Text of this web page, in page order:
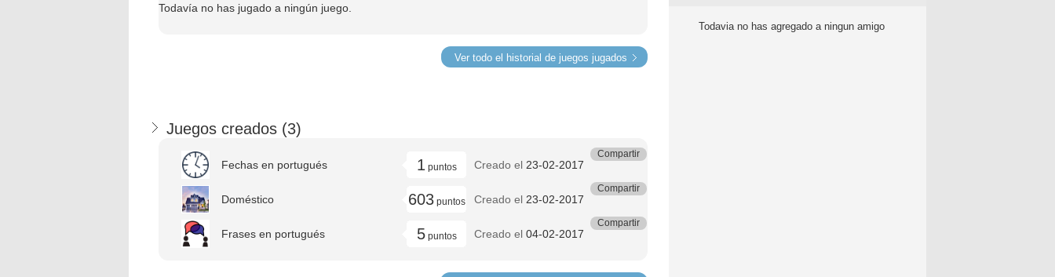
Todavía no has jugado a ningún juego.
Ver todo el historial de juegos jugados
Juegos creados (3)
Fechas en portugués 1puntos Creado el 23-02-2017
Compartir
Doméstico 603puntos Creado el 23-02-2017
Compartir
Frases en portugués 5puntos Creado el 04-02-2017
Compartir
Todavia no has agregado a ningun amigo